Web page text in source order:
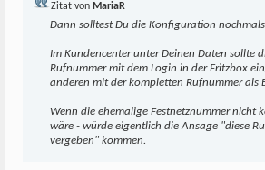
Zitat von MariaR
Dann solltest Du die Konfiguration
Im Kundencenter unter Deinen Daten sollte
Rufnummer mit dem Login in der Fritzbox
anderen mit der kompletten Rufnummer als
Wenn die ehemalige Festnetznummer nicht
wäre - würde eigentlich die Ansage "diese
vergeben" kommen.